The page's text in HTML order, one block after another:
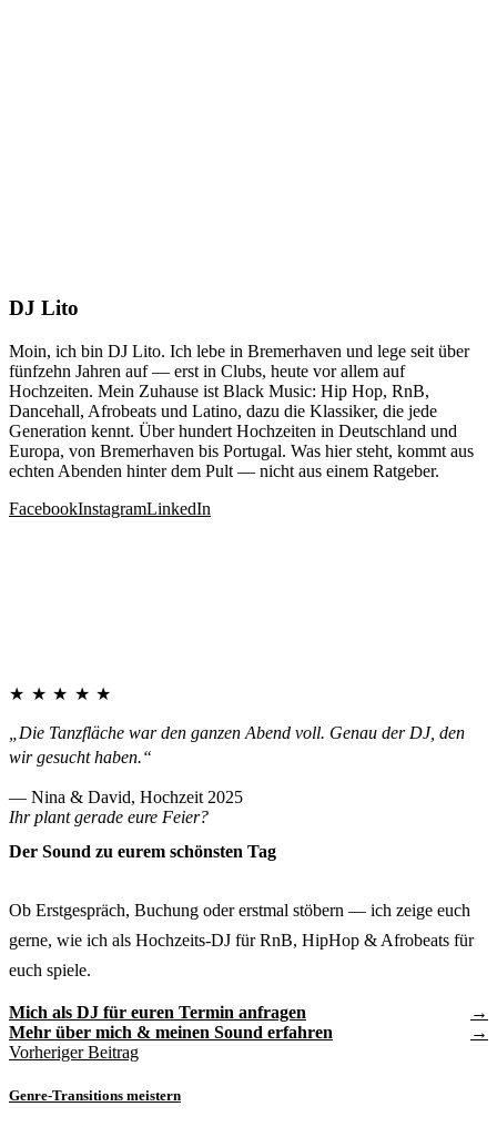
DJ Lito
Moin, ich bin DJ Lito. Ich lebe in Bremerhaven und lege seit über
fünfzehn Jahren auf — erst in Clubs, heute vor allem auf
Hochzeiten. Mein Zuhause ist Black Music: Hip Hop, RnB,
Dancehall, Afrobeats und Latino, dazu die Klassiker, die jede
Generation kennt. Über hundert Hochzeiten in Deutschland und
Europa, von Bremerhaven bis Portugal. Was hier steht, kommt aus
echten Abenden hinter dem Pult — nicht aus einem Ratgeber.
FacebookInstagramLinkedIn
★★★★★
„Die Tanzfläche war den ganzen Abend voll. Genau der DJ, den
wir gesucht haben.“
— Nina & David, Hochzeit 2025
Ihr plant gerade eure Feier?
Der Sound zu eurem schönsten Tag
Ob Erstgespräch, Buchung oder erstmal stöbern — ich zeige euch
gerne, wie ich als Hochzeits-DJ für RnB, HipHop & Afrobeats für
euch spiele.
Mich als DJ für euren Termin anfragen
Mehr über mich & meinen Sound erfahren
Vorheriger Beitrag
Genre-Transitions meistern